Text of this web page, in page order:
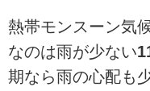
熱帯モンスーン気
なのは雨が少ない
期なら雨の心配も